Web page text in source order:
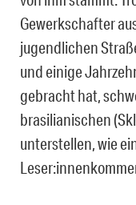
Gewerkschafter
jugendlichen
und einige
gebracht hat,
brasilianischen
unterstellen, wie